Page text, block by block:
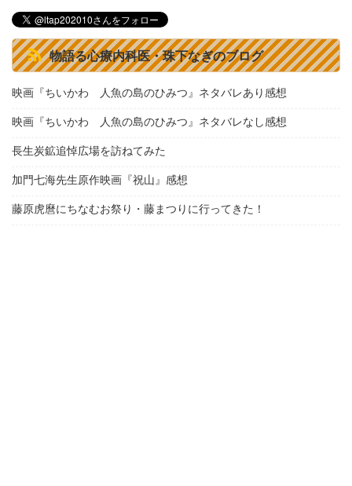
物語る心療内科医・珠下なぎのブログ
映画『ちいかわ 人魚の島のひみつ』ネタバレあり感想
映画『ちいかわ 人魚の島のひみつ』ネタバレなし感想
長生炭鉱追悼広場を訪ねてみた
加門七海先生原作映画『祝山』感想
藤原虎麿にちなむお祭り・藤まつりに行ってきた！